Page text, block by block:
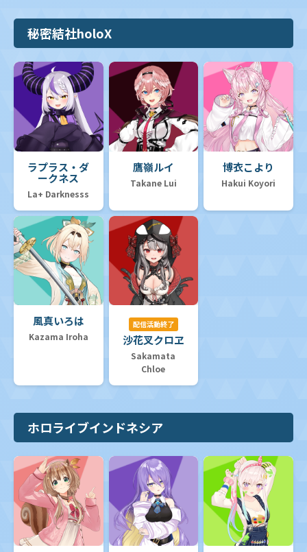
秘密結社holoX
ラプラス・ダ
ークネス
La+ Darknesss
鷹嶺ルイ
Takane Lui
博衣こより
Hakui Koyori
風真いろは
Kazama Iroha
配信活動終了
沙花叉クロヱ
Sakamata
Chloe
ホロライブインドネシア